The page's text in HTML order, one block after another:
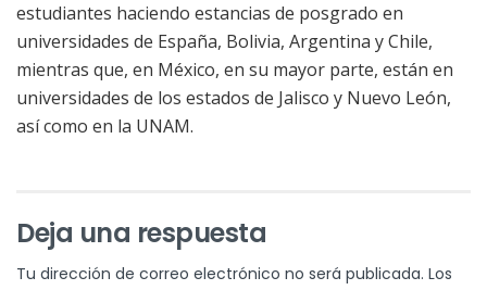
estudiantes haciendo estancias de posgrado en
universidades de España, Bolivia, Argentina y Chile,
mientras que, en México, en su mayor parte, están en
universidades de los estados de Jalisco y Nuevo León,
así como en la UNAM.
Deja una respuesta
Tu dirección de correo electrónico no será publicada. Los